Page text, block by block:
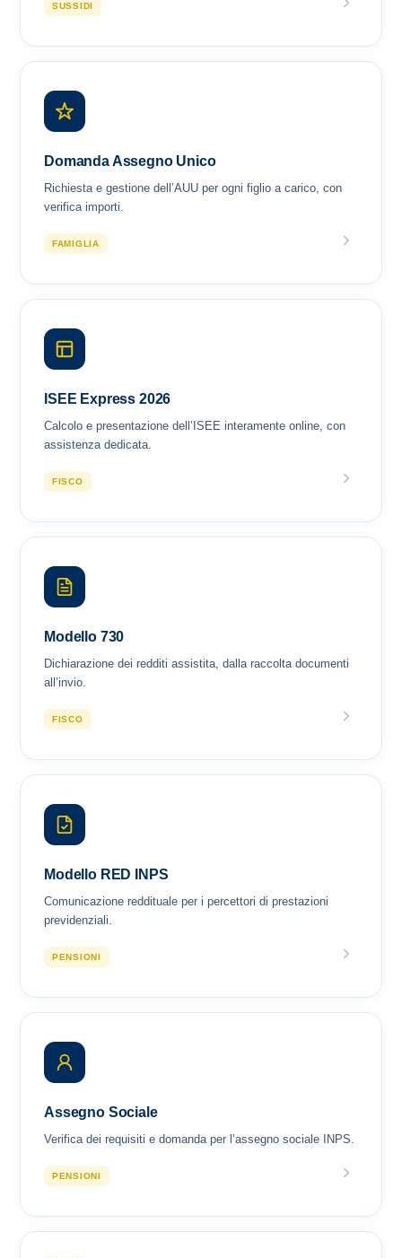
SUSSIDI
Domanda Assegno Unico
Richiesta e gestione dell’AUU per ogni figlio a carico, con
verifica importi.
FAMIGLIA
ISEE Express 2026
Calcolo e presentazione dell’ISEE interamente online, con
assistenza dedicata.
FISCO
Modello 730
Dichiarazione dei redditi assistita, dalla raccolta documenti
all’invio.
FISCO
Modello RED INPS
Comunicazione reddituale per i percettori di prestazioni
previdenziali.
PENSIONI
Assegno Sociale
Verifica dei requisiti e domanda per l’assegno sociale INPS.
PENSIONI